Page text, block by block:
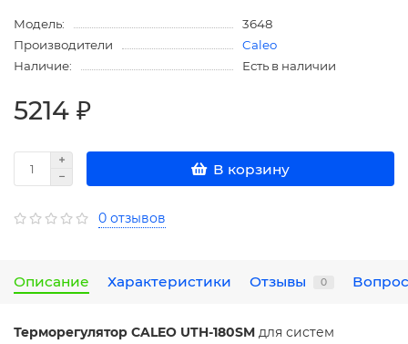
Модель:
3648
Производители
Caleo
Наличие:
Есть в наличии
5214 ₽
В корзину
0 отзывов
Описание Характеристики Отзывы 0
Терморегулятор CALEO UTH-180SM для систем